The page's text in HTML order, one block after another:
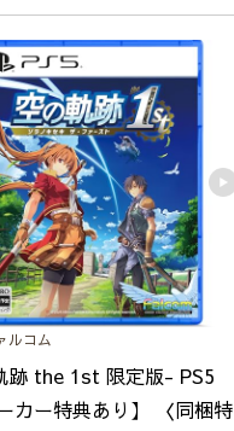
ルコム
跡 the 1st 限定版- PS5
カー特典あり】 〈同梱特